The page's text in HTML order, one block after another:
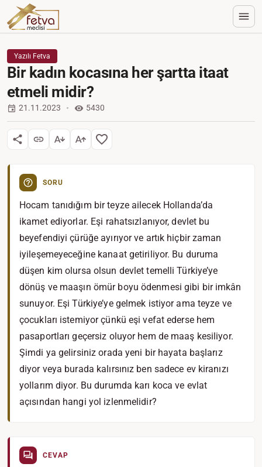
Yazılı Fetva
Bir kadın kocasına her şartta itaat
etmeli midir?
21.11.2023 5430
SORU
Hocam tanıdığım bir teyze ailecek Hollanda’da
ikamet ediyorlar. Eşi rahatsızlanıyor, devlet bu
beyefendiyi çürüğe ayırıyor ve artık hiçbir zaman
iyileşemeyeceğine kanaat getiriliyor. Bu duruma
düşen kim olursa olsun devlet temelli Türkiye’ye
dönüş ve maaşın ömür boyu ödenmesi gibi bir imkân
sunuyor. Eşi Türkiye’ye gelmek istiyor ama teyze ve
çocukları istemiyor çünkü eşi vefat ederse hem
pasaportları geçersiz oluyor hem de maaş kesiliyor.
Şimdi ya gelirsiniz orada yeni bir hayata başlarız
diyor veya burada kalırsınız ben sadece ev kiranızı
yollarım diyor. Bu durumda karı koca ve evlat
açısından hangi yol izlenmelidir?
CEVAP